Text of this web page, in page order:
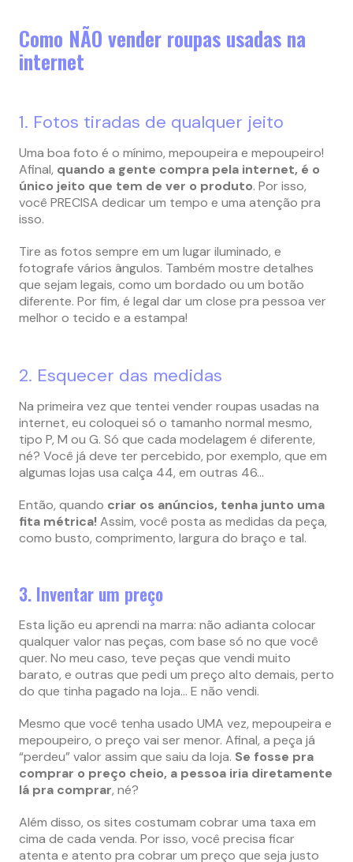
Como NÃO vender roupas usadas na
internet
1. Fotos tiradas de qualquer jeito
Uma boa foto é o mínimo, mepoupeira e mepoupeiro!
Afinal, quando a gente compra pela internet, é o
único jeito que tem de ver o produto. Por isso,
você PRECISA dedicar um tempo e uma atenção pra
isso.
Tire as fotos sempre em um lugar iluminado, e
fotografe vários ângulos. Também mostre detalhes
que sejam legais, como um bordado ou um botão
diferente. Por fim, é legal dar um close pra pessoa ver
melhor o tecido e a estampa!
2. Esquecer das medidas
Na primeira vez que tentei vender roupas usadas na
internet, eu coloquei só o tamanho normal mesmo,
tipo P, M ou G. Só que cada modelagem é diferente,
né? Você já deve ter percebido, por exemplo, que em
algumas lojas usa calça 44, em outras 46…
Então, quando criar os anúncios, tenha junto uma
fita métrica!Assim, você posta as medidas da peça,
como busto, comprimento, largura do braço e tal.
3. Inventar um preço
Esta lição eu aprendi na marra: não adianta colocar
qualquer valor nas peças, com base só no que você
quer. No meu caso, teve peças que vendi muito
barato, e outras que pedi um preço alto demais, perto
do que tinha pagado na loja… E não vendi.
Mesmo que você tenha usado UMA vez, mepoupeira e
mepoupeiro, o preço vai ser menor. Afinal, a peça já
“perdeu” valor assim que saiu da loja. Se fosse pra
comprar o preço cheio, a pessoa iria diretamente
lá pra comprar, né?
Além disso, os sites costumam cobrar uma taxa em
cima de cada venda. Por isso, você precisa ficar
atenta e atento pra cobrar um preço que seja justo